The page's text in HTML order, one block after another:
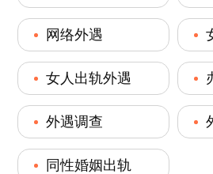
网络外遇
女人出轨外遇
外遇调查
同性婚姻出轨